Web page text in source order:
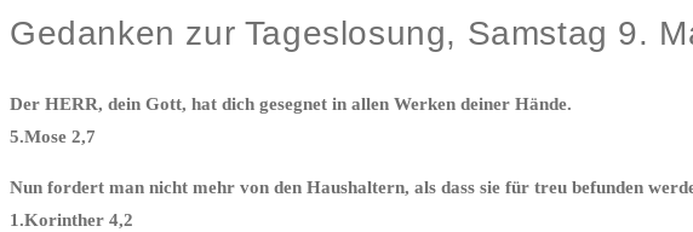
Gedanken zur Tageslosung, Samstag 9.
Der HERR, dein Gott, hat dich gesegnet in allen Werken deiner Hände.
5.Mose 2,7
Nun fordert man nicht mehr von den Haushaltern, als dass sie für treu befunden
1.Korinther 4,2